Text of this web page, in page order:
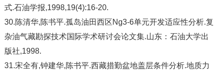
式.石油学报,1998,19(4):16-20.
30.陈清华,陈书平.孤岛油田西区Ng3-6单元开发适应性分析.复
杂油气藏勘探技术国际学术研讨会论文集.山东：石油大学出
版社,1998.
31.宋全有,钟建华,陈书平.西藏措勤盆地盖层条件分析.地质力